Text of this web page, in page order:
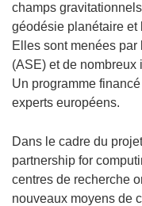
champs
géodésie planétaire et
Elles sont menées
(ASE) et de nombreux
Un programme
experts européens.
Dans le cadre du
partnership for
centres de recherche
nouveaux moyens de